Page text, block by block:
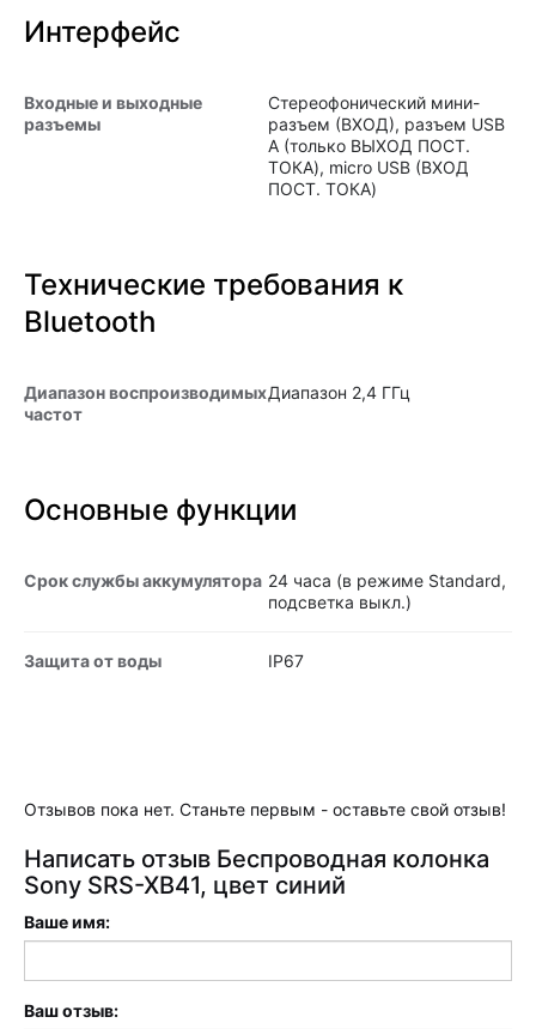
Интерфейс
Входные и выходные
разъемы
Стереофонический мини-
разъем (ВХОД), разъем USB
A (только ВЫХОД ПОСТ.
ТОКА), micro USB (ВХОД
ПОСТ. ТОКА)
Технические требования к
Bluetooth
Диапазон воспроизводимых
частот
Диапазон 2,4 ГГц
Основные функции
Срок службы аккумулятора 24 часа (в режиме Standard,
подсветка выкл.)
Защита от воды IP67
Отзывов пока нет. Станьте первым - оставьте свой отзыв!
Написать отзыв Беспроводная колонка
Sony SRS-XB41, цвет синий
Ваше имя:
Ваш отзыв: